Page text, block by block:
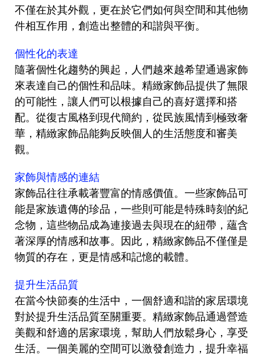
不僅在於其外觀，更在於它們如何與空間和其他物
件相互作用，創造出整體的和諧與平衡。
個性化的表達
隨著個性化趨勢的興起，人們越來越希望通過家飾
來表達自己的個性和品味。精緻家飾品提供了無限
的可能性，讓人們可以根據自己的喜好選擇和搭
配。從復古風格到現代簡約，從民族風情到極致奢
華，精緻家飾品能夠反映個人的生活態度和審美
觀。
家飾與情感的連結
家飾品往往承載著豐富的情感價值。一些家飾品可
能是家族遺傳的珍品，一些則可能是特殊時刻的紀
念物，這些物品成為連接過去與現在的紐帶，蘊含
著深厚的情感和故事。因此，精緻家飾品不僅僅是
物質的存在，更是情感和記憶的載體。
提升生活品質
在當今快節奏的生活中，一個舒適和諧的家居環境
對於提升生活品質至關重要。精緻家飾品通過營造
美觀和舒適的居家環境，幫助人們放鬆身心，享受
生活。一個美麗的空間可以激發創造力，提升幸福